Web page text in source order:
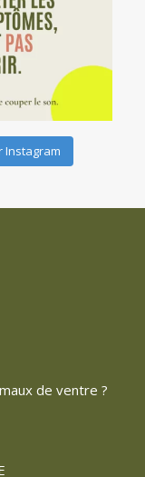
Instagram
de ventre ?